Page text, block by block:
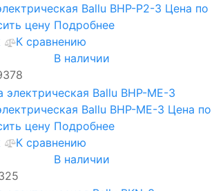
Ballu BHP-P2-3 Цена по
цену Подробнее
К сравнению
В наличии
Ballu BHP-ME-3 Цена по
цену Подробнее
К сравнению
В наличии